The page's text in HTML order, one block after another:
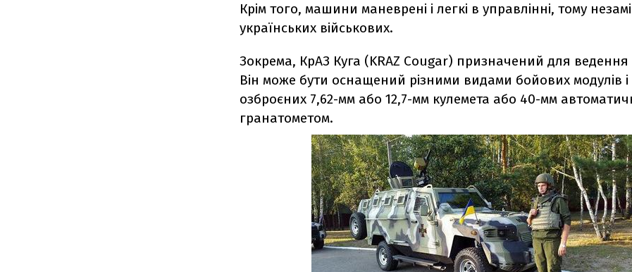
Крім того, машини маневрені і легкі в управлінні, тому
українських військових.
Зокрема, КрАЗ Куга (KRAZ Cougar) призначений для ведення
Він може бути оснащений різними видами бойових модулів
озброєних 7,62-мм або 12,7-мм кулемета або 40-мм
гранатометом.